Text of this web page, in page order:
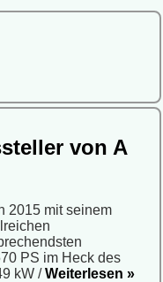
von A
2015 mit seinem
PS im Heck des
kW /Weiterlesen »